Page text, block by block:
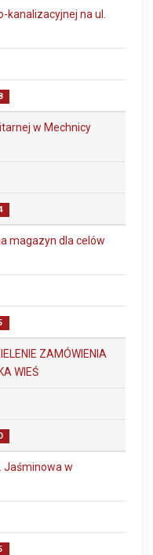
na ul.
w Mechnicy
magazyn dla celów
ZAMÓWIENIA
WIEŚ
Jaśminowa w